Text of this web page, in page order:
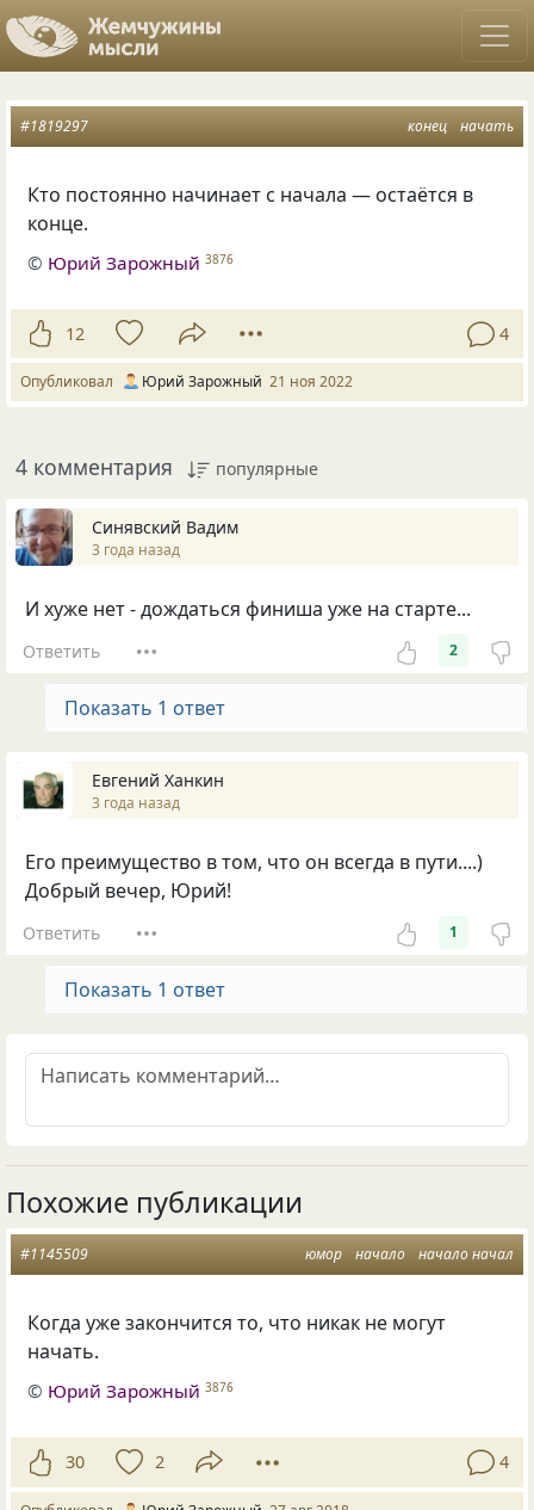
конец начать
#1819297
Кто постоянно начинает с начала — остаётся в
конце.
© Юрий Зарожный 3876
12 4
Опубликовал Юрий Зарожный 21 ноя 2022
4 комментария популярные
Синявский Вадим
3 года назад
И хуже нет - дождаться финиша уже на старте...
Ответить 2
Показать 1 ответ
Евгений Ханкин
3 года назад
Его преимущество в том, что он всегда в пути....)
Добрый вечер, Юрий!
Ответить 1
Показать 1 ответ
Похожие публикации
юмор начало начало начал
#1145509
Когда уже закончится то, что никак не могут
начать.
© Юрий Зарожный 3876
30 2 4